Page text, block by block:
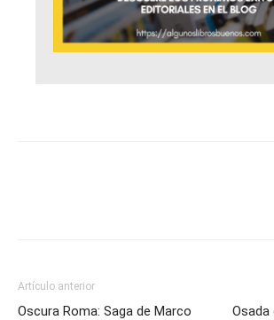
Artículo anterior
Oscura Roma: Saga de Marco
Osada